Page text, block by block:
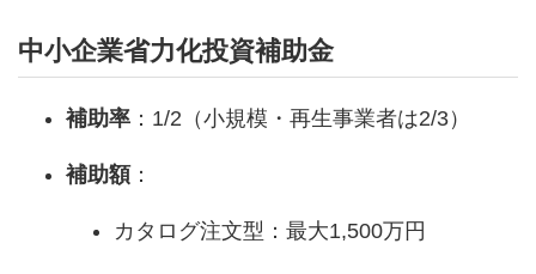
中小企業省力化投資補助金
補助率 ：1/2（小規模・再生事業者は2/3）
補助額 ：
カタログ注文型：最大1,500万円